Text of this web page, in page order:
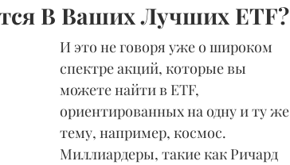
В Ваших Лучших ETF?
И это не говоря уже о широком
спектре акций, которые вы
можете найти в ETF,
ориентированных на одну и ту же
тему, например, космос.
Миллиардеры, такие как Ричард